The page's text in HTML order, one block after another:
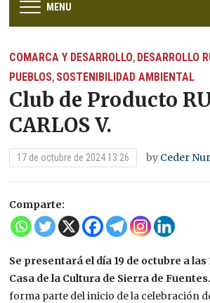
MENU
COMARCA Y DESARROLLO, DESARROLLO
PUEBLOS, SOSTENIBILIDAD AMBIENTAL
Club de Producto
CARLOS V.
17 de octubre de 2024 13:26 by Ceder
Comparte:
Se presentará el día 19 de octubre a las
Casa de la Cultura de Sierra de Fuentes.
forma parte del inicio de la celebración